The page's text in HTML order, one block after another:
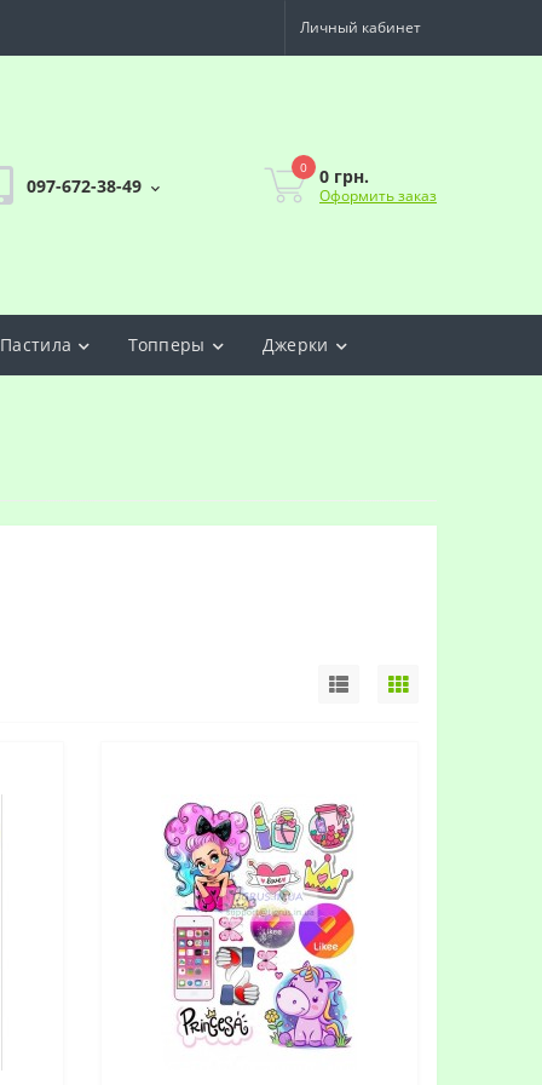
Личный кабинет
097-672-38-49
0 0 грн.
Оформить заказ
Пастила Топперы Джерки